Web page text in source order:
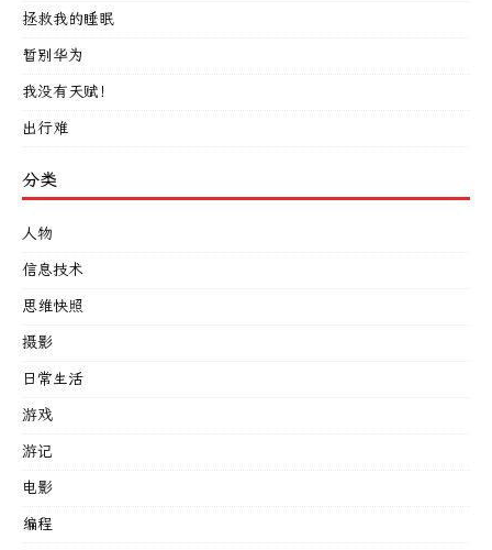
拯救我的睡眠
暂别华为
我没有天赋！
出行难
分类
人物
信息技术
思维快照
摄影
日常生活
游戏
游记
电影
编程